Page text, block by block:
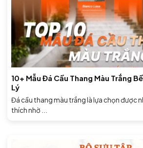
10+ Mẫu Đá Cầu Thang Màu Trắng
Lý
Đá cầu thang màu trắng là lựa chọn được
thích nhờ ...